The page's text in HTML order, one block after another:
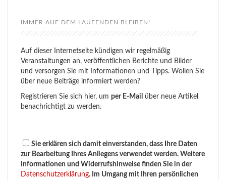
IMMER AUF DEM LAUFENDEN BLEIBEN!
Auf dieser Internetseite kündigen wir regelmäßig
Veranstaltungen an, veröffentlichen Berichte und Bilder
und versorgen Sie mit Informationen und Tipps. Wollen Sie
über neue Beiträge informiert werden?
Registrieren Sie sich hier, um per E-Mail
über neue Artikel
benachrichtigt zu werden.
Sie erklären sich damit einverstanden, dass Ihre Daten
zur Bearbeitung Ihres Anliegens verwendet werden. Weitere
Informationen und Widerrufshinweise finden Sie in der
Datenschutzerklärung. Im Umgang mit Ihren persönlichen